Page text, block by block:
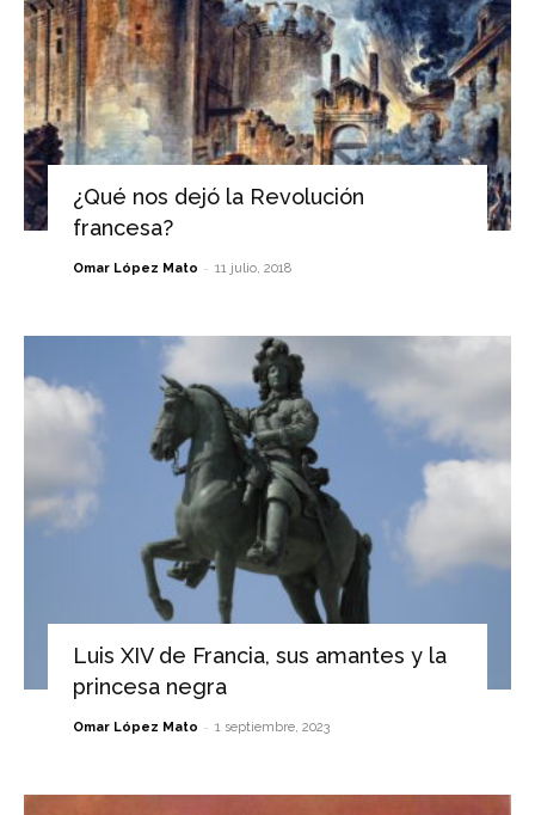
¿Qué nos dejó la Revolución
francesa?
Omar López Mato - 11 julio, 2018
Luis XIV de Francia, sus amantes y la
princesa negra
Omar López Mato - 1 septiembre, 2023